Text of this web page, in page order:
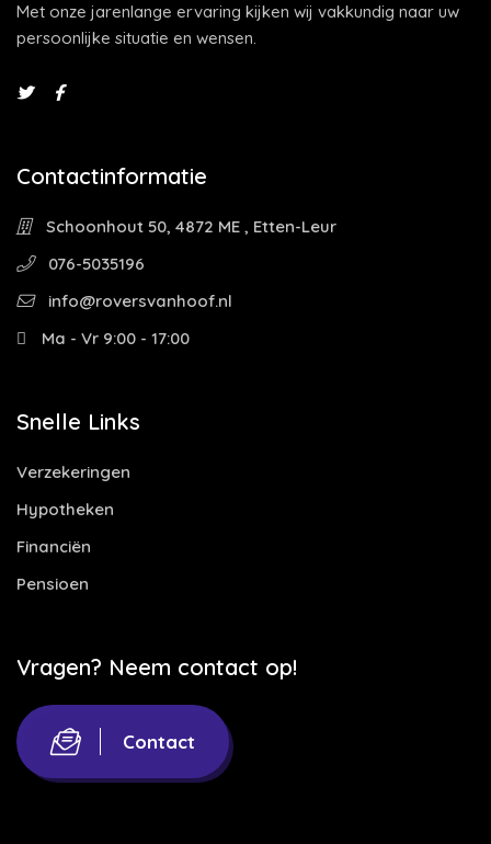
Met onze jarenlange ervaring kijken wij vakkundig naar uw
persoonlijke situatie en wensen.
Contactinformatie
Schoonhout 50, 4872 ME , Etten-Leur
076-5035196
info@roversvanhoof.nl
Ma - Vr 9:00 - 17:00
Snelle Links
Verzekeringen
Hypotheken
Financiën
Pensioen
Vragen? Neem contact op!
Contact